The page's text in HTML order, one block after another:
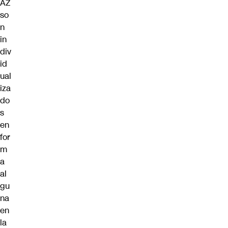
AZ
so
n
in
div
id
ual
iza
do
s
en
for
m
a
al
gu
na
en
la